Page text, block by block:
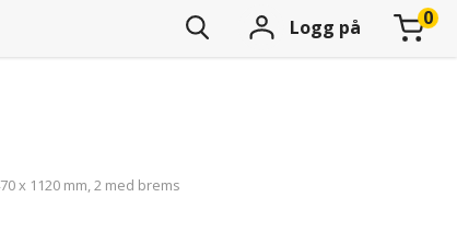
Logg på
x 1120 mm, 2 med brems